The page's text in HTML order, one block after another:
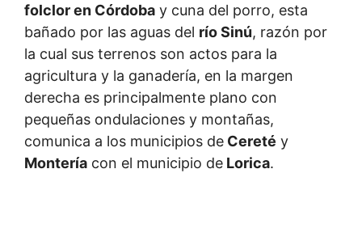
folclor en Córdoba y cuna del porro, esta
bañado por las aguas del río Sinú, razón por
la cual sus terrenos son actos para la
agricultura y la ganadería, en la margen
derecha es principalmente plano con
pequeñas ondulaciones y montañas,
comunica a los municipios de Cereté y
Montería con el municipio de Lorica.